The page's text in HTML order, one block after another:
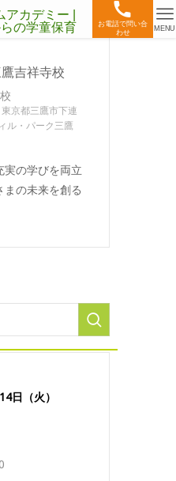
お電話で問い合
わせ
MENU
京都三鷹市下連
ル・パーク三鷹
実の学びを両立
の未来を創る
日（火）